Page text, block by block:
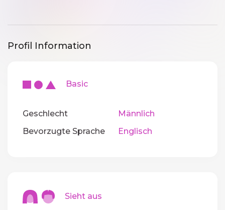
Profil Information
Basic
Geschlecht
Männlich
Bevorzugte Sprache
Englisch
Sieht aus